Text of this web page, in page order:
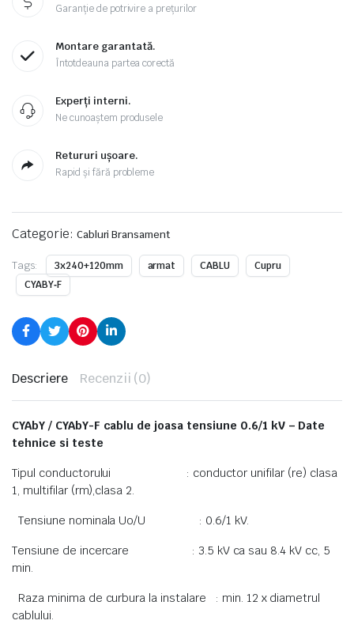
Garanție de potrivire a prețurilor
Montare garantată.
Întotdeauna partea corectă
Experți interni.
Ne cunoaștem produsele
Retururi ușoare.
Rapid și fără probleme
Categorie: Cabluri Bransament
Tags: 3x240+120mm armat CABLU
Cupru
CYABY‑F
Descriere Recenzii (0)
CYAbY / CYAbY-F cablu de joasa tensiune 0.6/1 kV – Date
tehnice si teste
Tipul conductorului : conductor unifilar (re) clasa
1, multifilar (rm),clasa 2.
Tensiune nominala Uo/U : 0.6/1 kV.
Tensiune de incercare : 3.5 kV ca sau 8.4 kV cc, 5
min.
Raza minima de curbura la instalare : min. 12 x diametrul
cablului.